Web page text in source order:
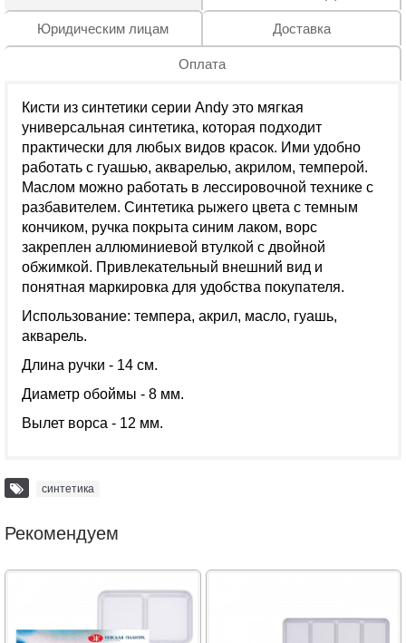
Юридическим лицам Доставка
Оплата
Кисти из синтетики серии Andy это мягкая
универсальная синтетика, которая подходит
практически для любых видов красок. Ими удобно
работать с гуашью, акварелью, акрилом, темперой.
Маслом можно работать в лессировочной технике с
разбавителем. Синтетика рыжего цвета с темным
кончиком, ручка покрыта синим лаком, ворс
закреплен аллюминиевой втулкой с двойной
обжимкой. Привлекательный внешний вид и
понятная маркировка для удобства покупателя.
Использование: темпера, акрил, масло, гуашь,
акварель.
Длина ручки - 14 см.
Диаметр обоймы - 8 мм.
Вылет ворса - 12 мм.
синтетика
Рекомендуем